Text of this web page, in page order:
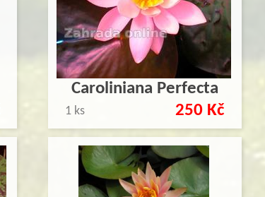
Caroliniana Perfecta
1 ks 250 Kč